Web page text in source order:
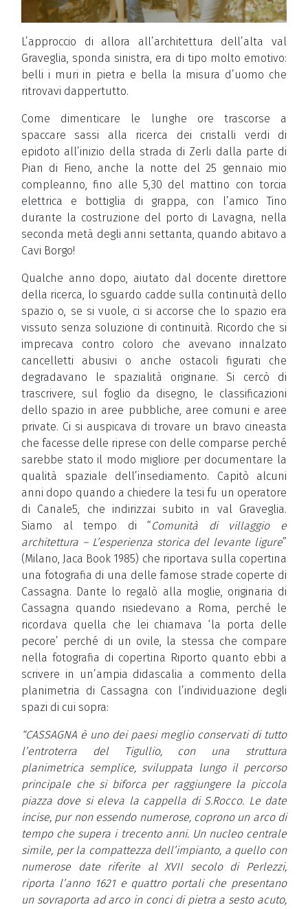
L’approccio di allora all’architettura dell’alta val
Graveglia, sponda sinistra, era di tipo molto emotivo:
belli i muri in pietra e bella la misura d’uomo che
ritrovavi dappertutto.
Come dimenticare le lunghe ore trascorse a
spaccare sassi alla ricerca dei cristalli verdi di
epidoto all’inizio della strada di Zerli dalla parte di
Pian di Fieno, anche la notte del 25 gennaio mio
compleanno, fino alle 5,30 del mattino con torcia
elettrica e bottiglia di grappa, con l’amico Tino
durante la costruzione del porto di Lavagna, nella
seconda metà degli anni settanta, quando abitavo a
Cavi Borgo!
Qualche anno dopo, aiutato dal docente direttore
della ricerca, lo sguardo cadde sulla continuità dello
spazio o, se si vuole, ci si accorse che lo spazio era
vissuto senza soluzione di continuità. Ricordo che si
imprecava contro coloro che avevano innalzato
cancelletti abusivi o anche ostacoli figurati che
degradavano le spazialità originarie. Si cercò di
trascrivere, sul foglio da disegno, le classificazioni
dello spazio in aree pubbliche, aree comuni e aree
private. Ci si auspicava di trovare un bravo cineasta
che facesse delle riprese con delle comparse perché
sarebbe stato il modo migliore per documentare la
qualità spaziale dell’insediamento. Capitò alcuni
anni dopo quando a chiedere la tesi fu un operatore
di Canale5, che indirizzai subito in val Graveglia.
Siamo al tempo di “Comunità di villaggio e
architettura – L’esperienza storica del levante ligure”
(Milano, Jaca Book 1985) che riportava sulla copertina
una fotografia di una delle famose strade coperte di
Cassagna. Dante lo regalò alla moglie, originaria di
Cassagna quando risiedevano a Roma, perché le
ricordava quella che lei chiamava ‘la porta delle
pecore’ perché di un ovile, la stessa che compare
nella fotografia di copertina Riporto quanto ebbi a
scrivere in un’ampia didascalia a commento della
planimetria di Cassagna con l’individuazione degli
spazi di cui sopra:
“CASSAGNA è uno dei paesi meglio conservati di tutto
l’entroterra del Tigullio, con una struttura
planimetrica semplice, sviluppata lungo il percorso
principale che si biforca per raggiungere la piccola
piazza dove si eleva la cappella di S.Rocco. Le date
incise, pur non essendo numerose, coprono un arco di
tempo che supera i trecento anni. Un nucleo centrale
simile, per la compattezza dell’impianto, a quello con
numerose date riferite al XVII secolo di Perlezzi,
riporta l’anno 1621 e quattro portali che presentano
un sovraporta ad arco in conci di pietra a sesto acuto,